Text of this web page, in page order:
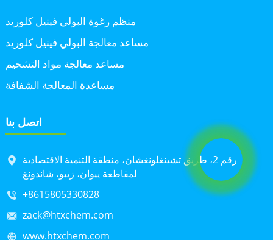
منظم رغوة البولي فينيل كلوريد
مساعد معالجة البولي فينيل كلوريد
مساعد معالجة مواد التشحيم
مساعدة المعالجة الشفافة
اتصل بنا
رقم 2، طريق تشينغلونغشان، منطقة التنمية الاقتصادية
لمقاطعة ييوان، زيبو، شاندونغ
+8615805330828
zack@htxchem.com
www.htxchem.com